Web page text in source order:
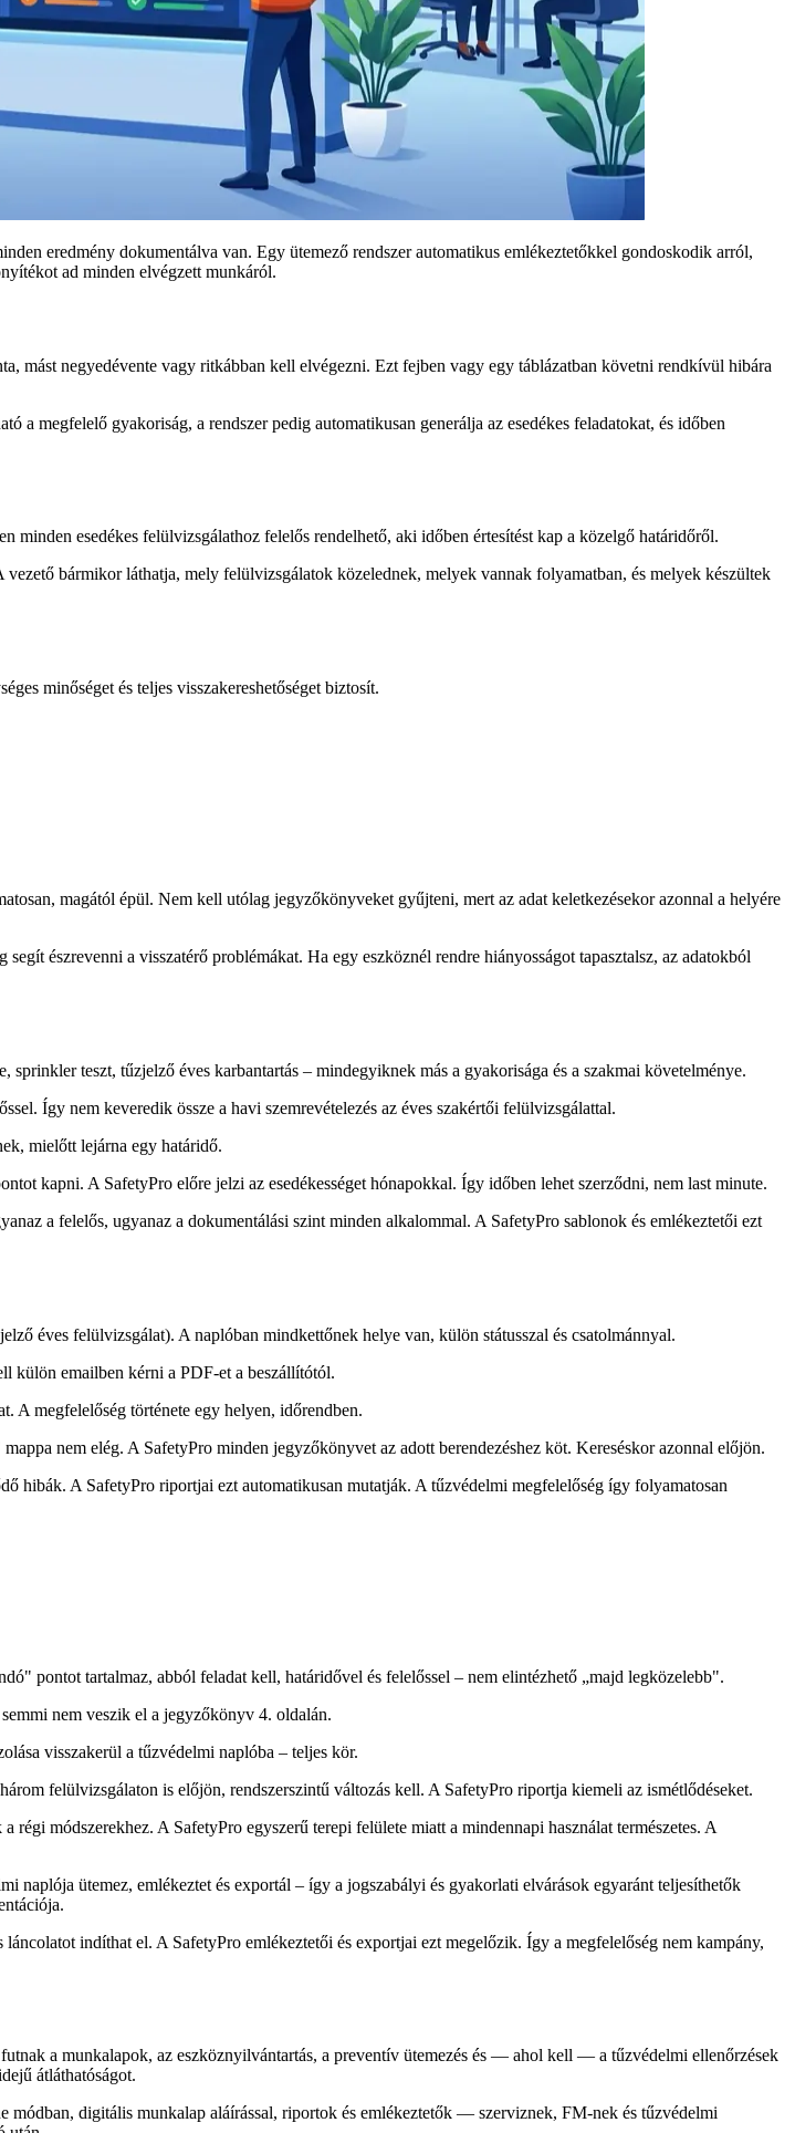
eredmény dokumentálva van. Egy ütemező rendszer automatikus emlékeztetőkkel gondoskodik arról,
ad minden elvégzett munkáról.
mást negyedévente vagy ritkábban kell elvégezni. Ezt fejben vagy egy táblázatban követni rendkívül hibára
a megfelelő gyakoriság, a rendszer pedig automatikusan generálja az esedékes feladatokat, és időben
minden esedékes felülvizsgálathoz felelős rendelhető, aki időben értesítést kap a közelgő határidőről.
bármikor láthatja, mely felülvizsgálatok közelednek, melyek vannak folyamatban, és melyek készültek
minőséget és teljes visszakereshetőséget biztosít.
magától épül. Nem kell utólag jegyzőkönyveket gyűjteni, mert az adat keletkezésekor azonnal a helyére
észrevenni a visszatérő problémákat. Ha egy eszköznél rendre hiányosságot tapasztalsz, az adatokból
teszt, tűzjelző éves karbantartás – mindegyiknek más a gyakorisága és a szakmai követelménye.
Így nem keveredik össze a havi szemrevételezés az éves szakértői felülvizsgálattal.
mielőtt lejárna egy határidő.
kapni. A SafetyPro előre jelzi az esedékességet hónapokkal. Így időben lehet szerződni, nem last minute.
a felelős, ugyanaz a dokumentálási szint minden alkalommal. A SafetyPro sablonok és emlékeztetői ezt
éves felülvizsgálat). A naplóban mindkettőnek helye van, külön státusszal és csatolmánnyal.
külön emailben kérni a PDF-et a beszállítótól.
A megfelelőség története egy helyen, időrendben.
nem elég. A SafetyPro minden jegyzőkönyvet az adott berendezéshez köt. Kereséskor azonnal előjön.
hibák. A SafetyPro riportjai ezt automatikusan mutatják. A tűzvédelmi megfelelőség így folyamatosan
pontot tartalmaz, abból feladat kell, határidővel és felelőssel – nem elintézhető „majd legközelebb".
nem veszik el a jegyzőkönyv 4. oldalán.
visszakerül a tűzvédelmi naplóba – teljes kör.
felülvizsgálaton is előjön, rendszerszintű változás kell. A SafetyPro riportja kiemeli az ismétlődéseket.
régi módszerekhez. A SafetyPro egyszerű terepi felülete miatt a mindennapi használat természetes. A
naplója ütemez, emlékeztet és exportál – így a jogszabályi és gyakorlati elvárások egyaránt teljesíthetők
indíthat el. A SafetyPro emlékeztetői és exportjai ezt megelőzik. Így a megfelelőség nem kampány,
a munkalapok, az eszköznyilvántartás, a preventív ütemezés és — ahol kell — a tűzvédelmi ellenőrzések
átláthatóságot.
digitális munkalap aláírással, riportok és emlékeztetők — szerviznek, FM-nek és tűzvédelmi